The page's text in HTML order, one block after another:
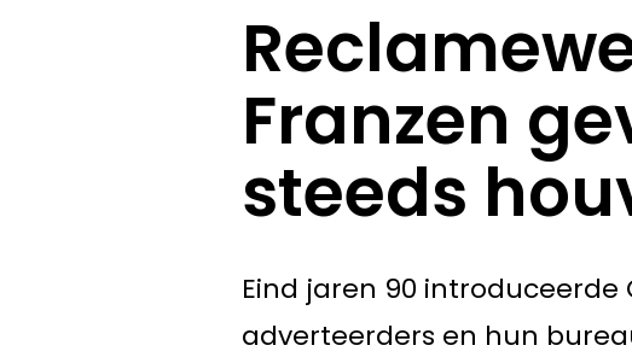
Franzen
steeds
Eind jaren 90
adverteerders en hun